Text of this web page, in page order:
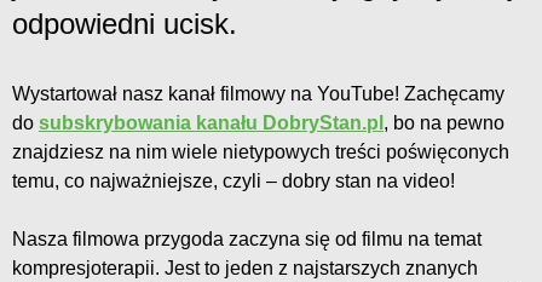
odpowiedni ucisk.
Wystartował nasz kanał filmowy na YouTube! Zachęcamy
do subskrybowania kanału DobryStan.pl , bo na pewno
znajdziesz na nim wiele nietypowych treści poświęconych
temu, co najważniejsze, czyli – dobry stan na video!
Nasza filmowa przygoda zaczyna się od filmu na temat
kompresjoterapii. Jest to jeden z najstarszych znanych